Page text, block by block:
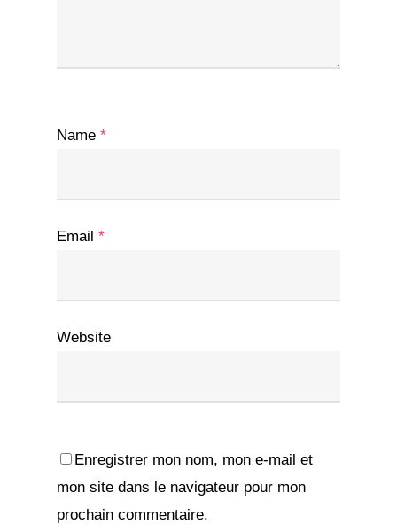
Name *
Email *
Website
Enregistrer mon nom, mon e-mail et
mon site dans le navigateur pour mon
prochain commentaire.